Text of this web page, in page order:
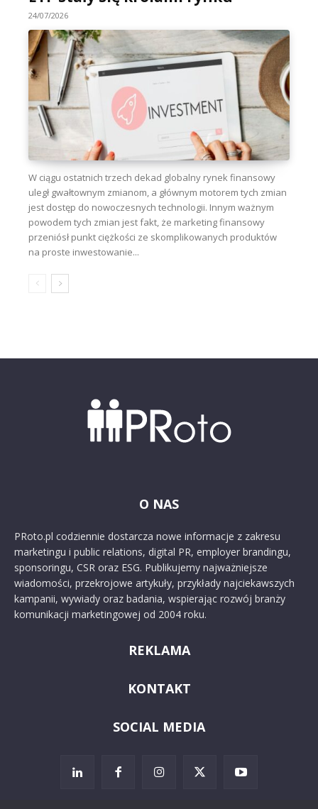
24/07/2026
W ciągu ostatnich trzech dekad globalny rynek finansowy
uległ gwałtownym zmianom, a głównym motorem tych zmian
jest dostęp do nowoczesnych technologii. Innym ważnym
powodem tych zmian jest fakt, że marketing finansowy
przeniósł punkt ciężkości ze skomplikowanych produktów
na proste inwestowanie...
O NAS
PRoto.pl codziennie dostarcza nowe informacje z zakresu
marketingu i public relations, digital PR, employer brandingu,
sponsoringu, CSR oraz ESG. Publikujemy najważniejsze
wiadomości, przekrojowe artykuły, przykłady najciekawszych
kampanii, wywiady oraz badania, wspierając rozwój branży
komunikacji marketingowej od 2004 roku.
REKLAMA
KONTAKT
SOCIAL MEDIA